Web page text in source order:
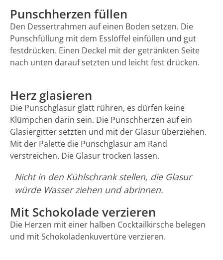
Punschherzen füllen
Den Dessertrahmen auf einen Boden setzen. Die
Punschfüllung mit dem Esslöffel einfüllen und gut
festdrücken. Einen Deckel mit der getränkten Seite
nach unten darauf setzten und leicht fest drücken.
Herz glasieren
Die Punschglasur glatt rühren, es dürfen keine
Klümpchen darin sein. Die Punschherzen auf ein
Glasiergitter setzten und mit der Glasur überziehen.
Mit der Palette die Punschglasur am Rand
verstreichen. Die Glasur trocken lassen.
Nicht in den Kühlschrank stellen, die Glasur
würde Wasser ziehen und abrinnen.
Mit Schokolade verzieren
Die Herzen mit einer halben Cocktailkirsche belegen
und mit Schokoladenkuvertüre verzieren.